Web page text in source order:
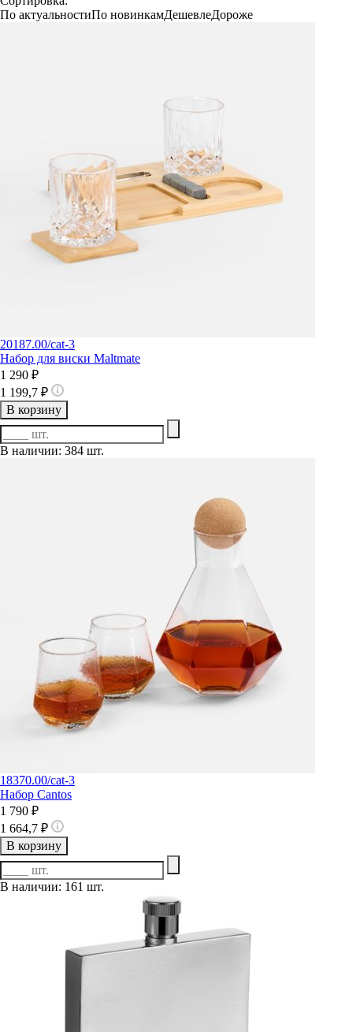
По актуальностиПо новинкамДешевлеДороже
20187.00/cat-3
Набор для виски Maltmate
1 290 ₽
1 199,7 ₽
В корзину
В наличии: 384 шт.
18370.00/cat-3
Набор Cantos
1 790 ₽
1 664,7 ₽
В корзину
В наличии: 161 шт.